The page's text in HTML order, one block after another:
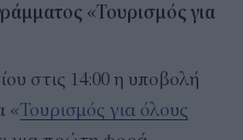
«Τουρισμός για
στις 14:00 η υποβολή
«Τουρισμός για όλους